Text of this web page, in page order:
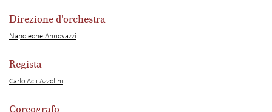
Direzione d'orchestra
Napoleone Annovazzi
Regista
Carlo Acli Azzolini
Coreografo